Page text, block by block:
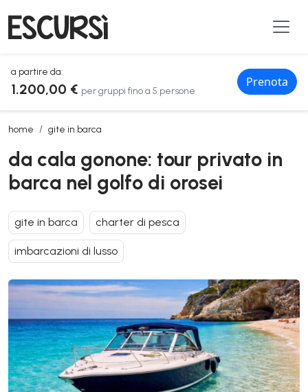
a partire da:
1.200,00 € per gruppi fino a 5 persone
Prenota
home gite in barca
da cala gonone: tour privato in barca nel golfo di orosei
da cala gonone: tour privato in
barca nel golfo di orosei
gite in barca charter di pesca
imbarcazioni di lusso